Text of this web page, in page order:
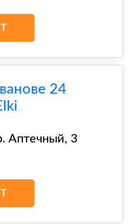
24
Аптечный, 3